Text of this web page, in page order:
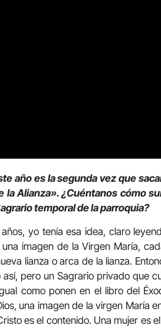
año es la segunda vez que
la Alianza». ¿Cuéntanos cómo
temporal de la parroquia?
yo tenía esa idea, claro
imagen de la Virgen María,
lianza o arca de la lianza.
pero un Sagrario privado que
como ponen en el libro del
una imagen de la virgen María
es el contenido. Una mujer es